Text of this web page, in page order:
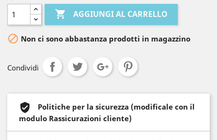
 AGGIUNGI AL CARRELLO
 Non ci sono abbastanza prodotti in magazzino
Condividi
Politiche per la sicurezza (modificale con il
modulo Rassicurazioni cliente)